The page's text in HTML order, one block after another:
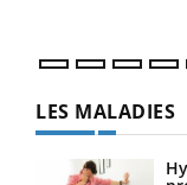
LES MALADIES